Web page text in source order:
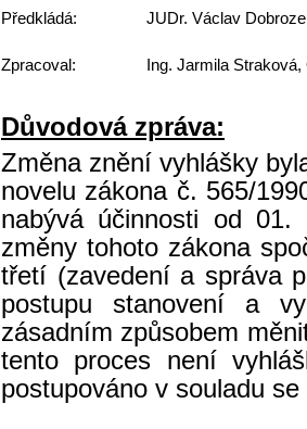
Předkládá: JUDr. Václav
Zpracoval: Ing. Jarmila
Důvodová zpráva:
Změna znění vyhlášky
novelu zákona č. 565/
nabývá účinnosti od
změny tohoto zákona
třetí (zavedení a správa
postupu stanovení a
zásadním způsobem
tento proces není
postupováno v souladu